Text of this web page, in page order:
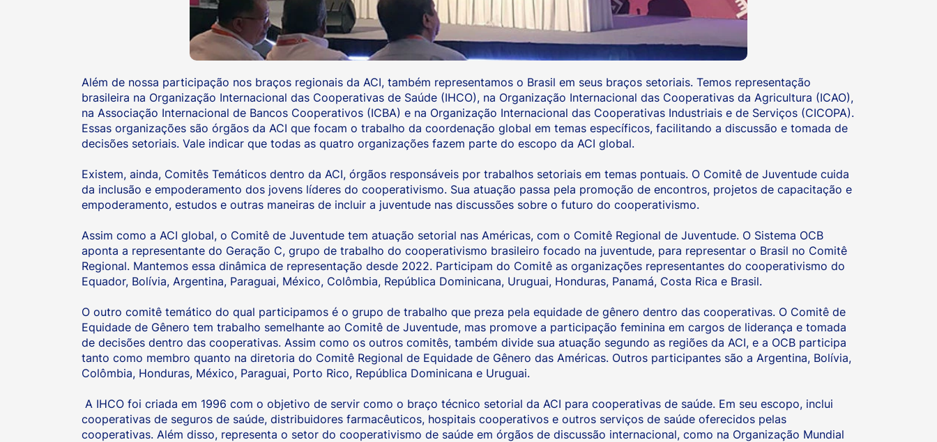
Além de nossa participação nos braços regionais da ACI, também representamos o Brasil em seus braços setoriais. Temos representação
brasileira na Organização Internacional das Cooperativas de Saúde (IHCO), na Organização Internacional das Cooperativas da Agricultura (ICAO),
na Associação Internacional de Bancos Cooperativos (ICBA) e na Organização Internacional das Cooperativas Industriais e de Serviços (CICOPA).
Essas organizações são órgãos da ACI que focam o trabalho da coordenação global em temas específicos, facilitando a discussão e tomada de
decisões setoriais. Vale indicar que todas as quatro organizações fazem parte do escopo da ACI global.
Existem, ainda, Comitês Temáticos dentro da ACI, órgãos responsáveis por trabalhos setoriais em temas pontuais. O Comitê de Juventude cuida
da inclusão e empoderamento dos jovens líderes do cooperativismo. Sua atuação passa pela promoção de encontros, projetos de capacitação e
empoderamento, estudos e outras maneiras de incluir a juventude nas discussões sobre o futuro do cooperativismo.
Assim como a ACI global, o Comitê de Juventude tem atuação setorial nas Américas, com o Comitê Regional de Juventude. O Sistema OCB
aponta a representante do Geração C, grupo de trabalho do cooperativismo brasileiro focado na juventude, para representar o Brasil no Comitê
Regional. Mantemos essa dinâmica de representação desde 2022. Participam do Comitê as organizações representantes do cooperativismo do
Equador, Bolívia, Argentina, Paraguai, México, Colômbia, República Dominicana, Uruguai, Honduras, Panamá, Costa Rica e Brasil.
O outro comitê temático do qual participamos é o grupo de trabalho que preza pela equidade de gênero dentro das cooperativas. O Comitê de
Equidade de Gênero tem trabalho semelhante ao Comitê de Juventude, mas promove a participação feminina em cargos de liderança e tomada
de decisões dentro das cooperativas. Assim como os outros comitês, também divide sua atuação segundo as regiões da ACI, e a OCB participa
tanto como membro quanto na diretoria do Comitê Regional de Equidade de Gênero das Américas. Outros participantes são a Argentina, Bolívia,
Colômbia, Honduras, México, Paraguai, Porto Rico, República Dominicana e Uruguai.
A IHCO foi criada em 1996 com o objetivo de servir como o braço técnico setorial da ACI para cooperativas de saúde. Em seu escopo, inclui
cooperativas de seguros de saúde, distribuidores farmacêuticos, hospitais cooperativos e outros serviços de saúde oferecidos pelas
cooperativas. Além disso, representa o setor do cooperativismo de saúde em órgãos de discussão internacional, como na Organização Mundial